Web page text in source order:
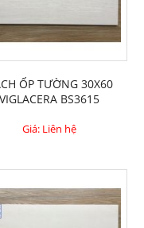
ỐP TƯỜNG 30X60
VIGLACERA BS3615
Giá: Liên hệ